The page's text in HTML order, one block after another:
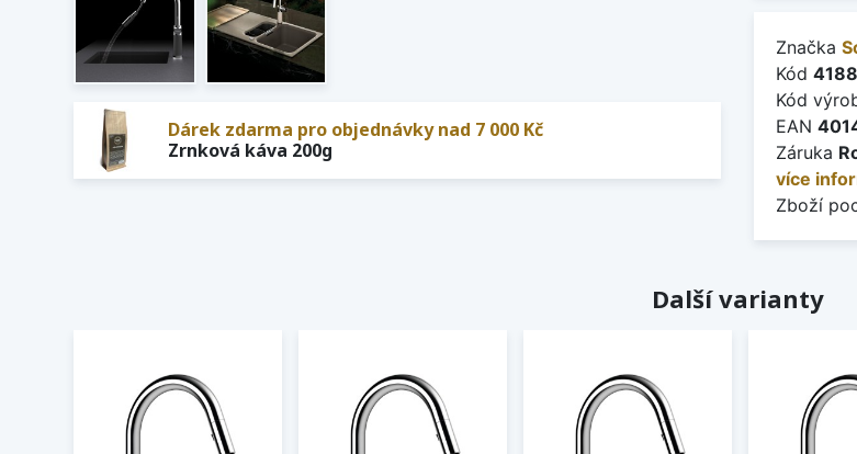
Dárek zdarma pro objednávky nad 7 000 Kč
Zrnková káva 200g
Značka
Kód
Kód
EAN
Záruka
více
Zboží
Další varianty